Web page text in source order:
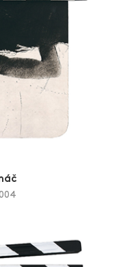
jeho organický styl